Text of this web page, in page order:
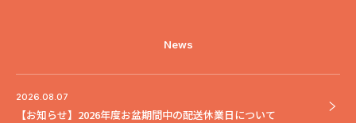
News
2026.08.07
【お知らせ】2026年度お盆期間中の配送休業日について